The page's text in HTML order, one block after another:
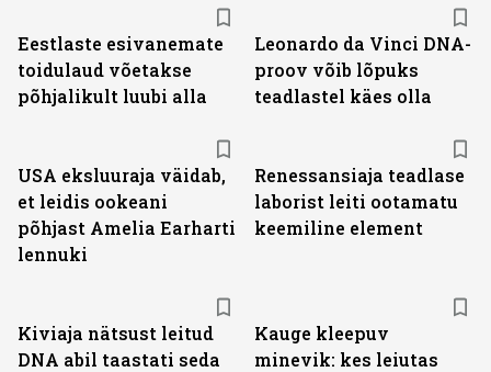
Eestlaste esivanemate
toidulaud võetakse
põhjalikult luubi alla
Leonardo da Vinci DNA-
proov võib lõpuks
teadlastel käes olla
USA eksluuraja väidab,
et leidis ookeani
põhjast Amelia Earharti
lennuki
Renessansiaja teadlase
laborist leiti ootamatu
keemiline element
Kiviaja nätsust leitud
DNA abil taastati seda
Kauge kleepuv
minevik: kes leiutas